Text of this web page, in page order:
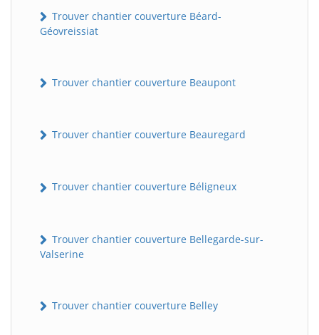
Trouver chantier couverture Béard-
Géovreissiat
Trouver chantier couverture Beaupont
Trouver chantier couverture Beauregard
Trouver chantier couverture Béligneux
Trouver chantier couverture Bellegarde-sur-
Valserine
Trouver chantier couverture Belley